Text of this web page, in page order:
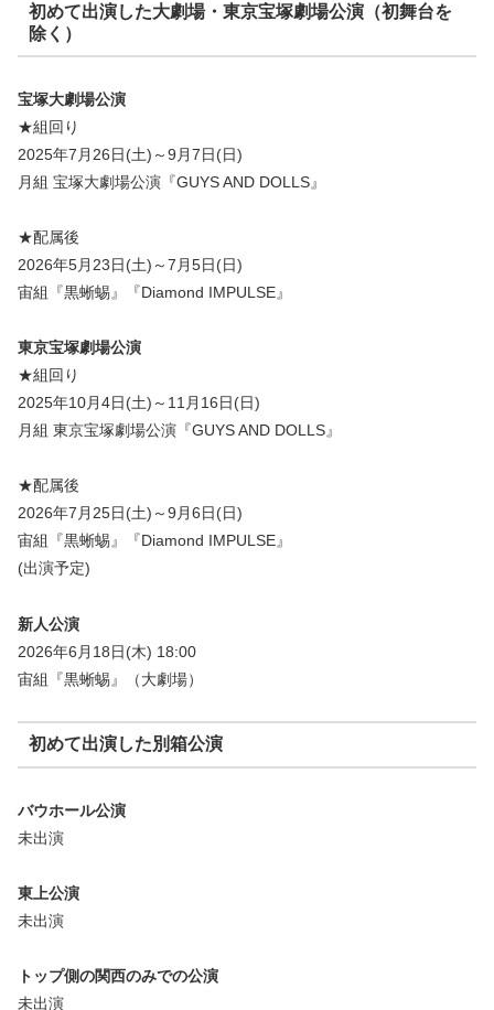
初めて出演した大劇場・東京宝塚劇場公演（初舞台を
除く）
宝塚大劇場公演
★組回り
2025年7月26日(土)～9月7日(日)
月組 宝塚大劇場公演『GUYS AND DOLLS』
★配属後
2026年5月23日(土)～7月5日(日)
宙組『黒蜥蜴』『Diamond IMPULSE』
東京宝塚劇場公演
★組回り
2025年10月4日(土)～11月16日(日)
月組 東京宝塚劇場公演『GUYS AND DOLLS』
★配属後
2026年7月25日(土)～9月6日(日)
宙組『黒蜥蜴』『Diamond IMPULSE』
(出演予定)
新人公演
2026年6月18日(木) 18:00
宙組『黒蜥蜴』（大劇場）
初めて出演した別箱公演
バウホール公演
未出演
東上公演
未出演
トップ側の関西のみでの公演
未出演